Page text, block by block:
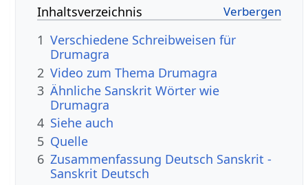
Inhaltsverzeichnis
1 Verschiedene Schreibweisen für
Drumagra
2 Video zum Thema Drumagra
3 Ähnliche Sanskrit Wörter wie
Drumagra
4 Siehe auch
5 Quelle
6 Zusammenfassung Deutsch Sanskrit -
Sanskrit Deutsch